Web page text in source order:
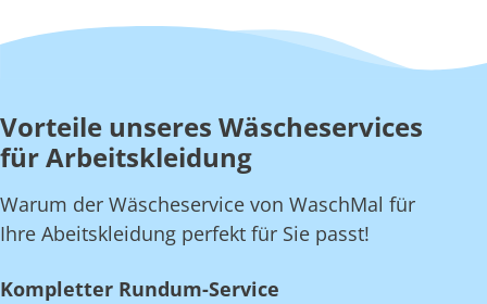
Vorteile unseres Wäscheservices
für Arbeitskleidung
Warum der Wäscheservice von WaschMal für
Ihre Abeitskleidung perfekt für Sie passt!
Kompletter Rundum-Service